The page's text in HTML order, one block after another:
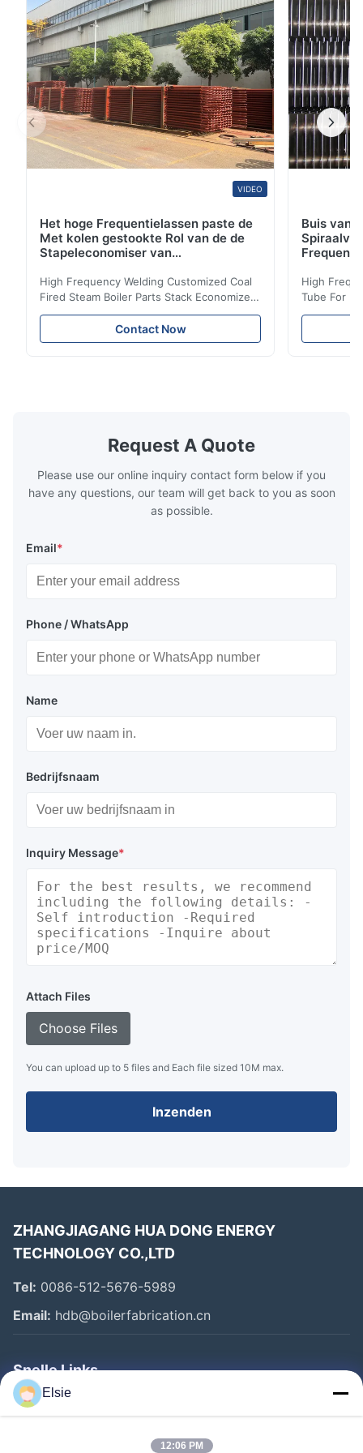
SA210/SA210M) Naadloze de Boiler en de
Oververhitterbuizen van ...
VIDEO
Het hoge Frequentielassen paste de
Met kolen gestookte Rol van de de
Stapeleconomiser van
High Frequency Welding Customized Coal
Fired Steam Boiler Parts Stack Economizer
Coil Boiler economizer Boiler Economizer is
the energy improving device that helps to
reduce the cost of operation by saving the
boilers is generally in the temperature
range of 200°C – 250°C, so there
Contact Now
Buis van
High
Tube For
reduce the
Request A Quote
Please use our online inquiry contact form below if you
have any questions, our team will get back to you as soon
as possible.
Email*
Phone / WhatsApp
Name
Bedrijfsnaam
Inquiry Message*
Attach Files
Choose Files
You can upload up to 5 files and Each file sized 10M max.
Inzenden
ZHANGJIAGANG HUA DONG ENERGY
TECHNOLOGY CO.,LTD
Tel: 0086-512-5676-5989
Email: hdb@boilerfabrication.cn
Snelle Links
Huis
Elsie
12:06 PM